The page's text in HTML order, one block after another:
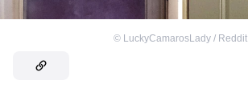
© LuckyCamarosLady / Reddit